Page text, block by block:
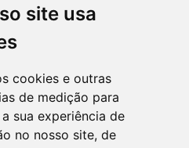
site usa
cookies e outras
de medição para
sua experiência de
no nosso site, de
gratuitas
sua encomenda em qualquer
uma árvore! Leia mais